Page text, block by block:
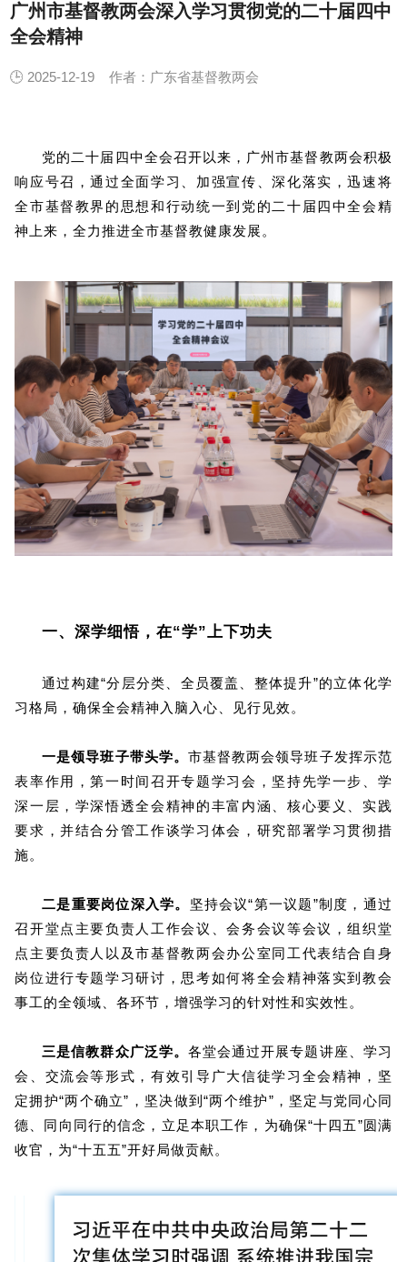
广州市基督教两会深入学习贯彻党的二十届四中
全会精神
🕒 2025-12-19 作者：广东省基督教两会
党的二十届四中全会召开以来，广州市基督教两会积极
响应号召，通过全面学习、加强宣传、深化落实，迅速将
全市基督教界的思想和行动统一到党的二十届四中全会精
神上来，全力推进全市基督教健康发展。
一、深学细悟，在“学”上下功夫
通过构建“分层分类、全员覆盖、整体提升”的立体化学
习格局，确保全会精神入脑入心、见行见效。
一是领导班子带头学。 市基督教两会领导班子发挥示范
表率作用，第一时间召开专题学习会，坚持先学一步、学
深一层，学深悟透全会精神的丰富内涵、核心要义、实践
要求，并结合分管工作谈学习体会，研究部署学习贯彻措
施。
二是重要岗位深入学。 坚持会议“第一议题”制度，通过
召开堂点主要负责人工作会议、会务会议等会议，组织堂
点主要负责人以及市基督教两会办公室同工代表结合自身
岗位进行专题学习研讨，思考如何将全会精神落实到教会
事工的全领域、各环节，增强学习的针对性和实效性。
三是信教群众广泛学。 各堂会通过开展专题讲座、学习
会、交流会等形式，有效引导广大信徒学习全会精神，坚
定拥护“两个确立”，坚决做到“两个维护”，坚定与党同心同
德、同向同行的信念，立足本职工作，为确保“十四五”圆满
收官，为“十五五”开好局做贡献。